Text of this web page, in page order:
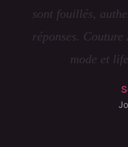
sont fouillés,
réponses.
mode et